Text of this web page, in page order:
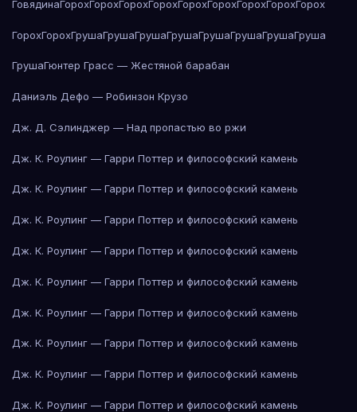
ГовядинаГорохГорохГорохГорохГорохГорохГорохГорохГорох
ГорохГорохГрушаГрушаГрушаГрушаГрушаГрушаГрушаГруша
ГрушаГюнтер Грасс — Жестяной барабан
Даниэль Дефо — Робинзон Крузо
Дж. Д. Сэлинджер — Над пропастью во ржи
Дж. К. Роулинг — Гарри Поттер и философский камень
Дж. К. Роулинг — Гарри Поттер и философский камень
Дж. К. Роулинг — Гарри Поттер и философский камень
Дж. К. Роулинг — Гарри Поттер и философский камень
Дж. К. Роулинг — Гарри Поттер и философский камень
Дж. К. Роулинг — Гарри Поттер и философский камень
Дж. К. Роулинг — Гарри Поттер и философский камень
Дж. К. Роулинг — Гарри Поттер и философский камень
Дж. К. Роулинг — Гарри Поттер и философский камень